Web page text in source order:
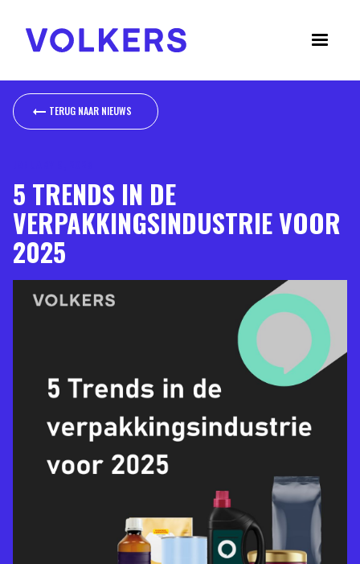
TERUG NAAR NIEUWS
5 TRENDS IN DE
VERPAKKINGSINDUSTRIE VOOR
2025